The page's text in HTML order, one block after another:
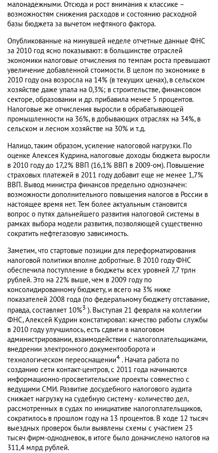
малонадежными. Отсюда и рост внимания к классике –
возможностям снижения расходов и состоянию расходной
базы бюджета за вычетом нефтяного фактора.
Опубликованные на минувшей неделе отчетные данные ФНС
за 2010 год ясно показывают: в большинстве отраслей
экономики налоговые отчисления по темпам роста превышают
увеличение добавленной стоимости. В целом по экономике в
2010 году она возросла на 14% (в текущих ценах), в сельском
хозяйстве даже упала на 0,3%; в строительстве, финансовом
секторе, образовании и др. прибавила менее 5 процентов.
Налоговые же отчисления выросли в обрабатывающей
промышленности на 36%, в добывающих отраслях на 34%, в
сельском и лесном хозяйстве на 30% и т.д.
Налицо, таким образом, усиление налоговой нагрузки. По
оценке Алексея Кудрина, налоговые доходы бюджета выросли
в 2010 году до 17,2% ВВП (16,1% ВВП в 2009-ом). Повышение
страховых платежей в 2011 году добавит еще не менее 1,7%
ВВП. Вывод министра финансов предельно однозначен:
возможности дополнительного повышения налогов в России в
настоящее время нет. Тем более актуальным становится
вопрос о путях дальнейшего развития налоговой системы в
рамках выбора модели развития, позволяющей существенно
сократить нефтегазовую зависимость.
Заметим, что стартовые позиции для переформатирования
налоговой политики вполне добротные. В 2010 году ФНС
обеспечила поступление в бюджеты всех уровней 7,7 трлн
рублей. Это на 22% выше, чем в 2009 году по
консолидированному бюджету, и всего на 3% ниже
показателей 2008 года (по федеральному бюджету отставание,
правда, составляет 10%3 ). Выступая 21 февраля на коллегии
ФНС, Алексей Кудрин констатировал: качество работы службы
в 2010 году улучшилось, есть сдвиги в налоговом
администрировании, взаимодействии с налогоплательщиками,
внедрении электронного документооборота и
технологическом переоснащении4 . Начата работа по
созданию сети контакт-центров, с 2011 года начинаются
информационно-просветительские проекты совместно с
ведущими СМИ. Развитие досудебного налогового аудита
снижает нагрузку на судебную систему - количество дел,
рассмотренных в судах по инициативе налогоплательщиков,
сократилось в прошлом году на 13 процентов. В ходе 12 тысяч
выездных проверок были выявлены схемы с участием 23
тысяч фирм-однодневок, в итоге было доначислено налогов на
311,4 млрд рублей.